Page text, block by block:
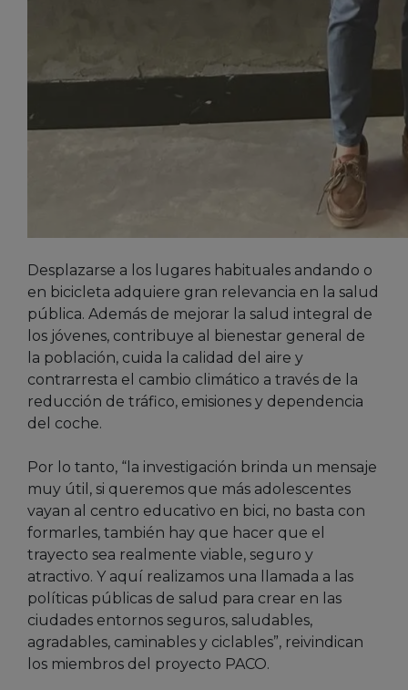
Desplazarse a los lugares habituales andando o
en bicicleta adquiere gran relevancia en la salud
pública. Además de mejorar la salud integral de
los jóvenes, contribuye al bienestar general de
la población, cuida la calidad del aire y
contrarresta el cambio climático a través de la
reducción de tráfico, emisiones y dependencia
del coche.
Por lo tanto, “la investigación brinda un mensaje
muy útil, si queremos que más adolescentes
vayan al centro educativo en bici, no basta con
formarles, también hay que hacer que el
trayecto sea realmente viable, seguro y
atractivo. Y aquí realizamos una llamada a las
políticas públicas de salud para crear en las
ciudades entornos seguros, saludables,
agradables, caminables y ciclables”, reivindican
los miembros del proyecto PACO.